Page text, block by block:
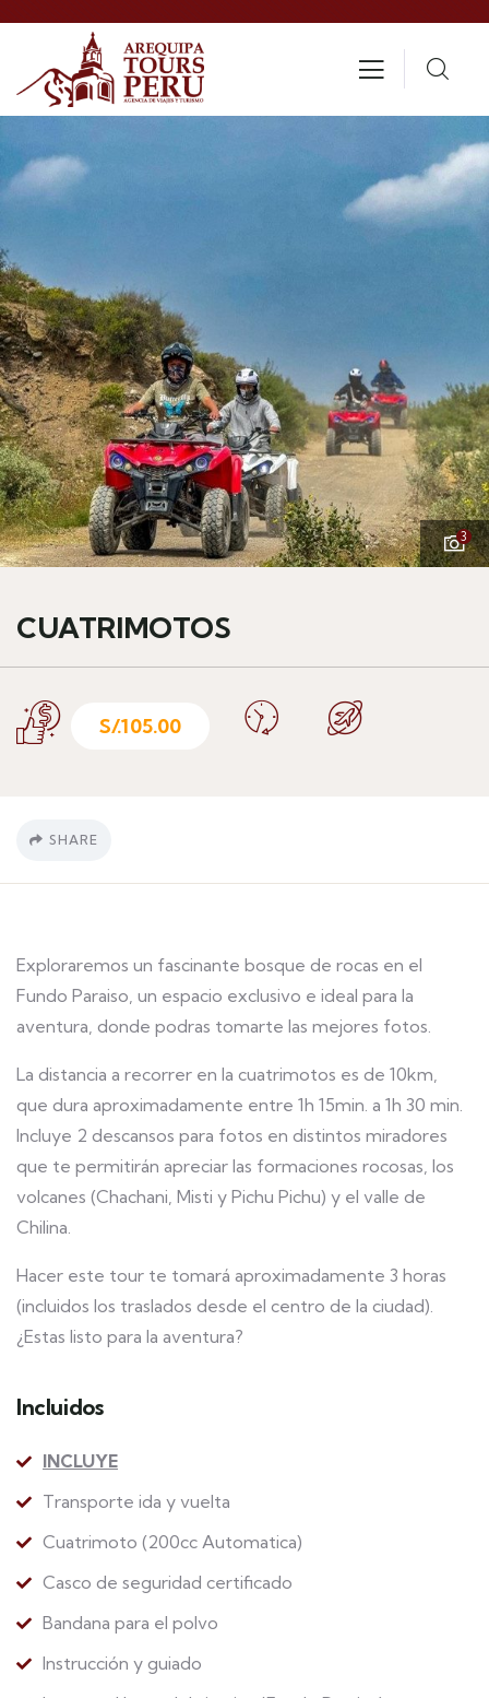
3
CUATRIMOTOS
S/.105.00
SHARE
Exploraremos un fascinante bosque de rocas en el
Fundo Paraiso, un espacio exclusivo e ideal para la
aventura, donde podras tomarte las mejores fotos.
La distancia a recorrer en la cuatrimotos es de 10km,
que dura aproximadamente entre 1h 15min. a 1h 30 min.
Incluye 2 descansos para fotos en distintos miradores
que te permitirán apreciar las formaciones rocosas, los
volcanes (Chachani, Misti y Pichu Pichu) y el valle de
Chilina.
Hacer este tour te tomará aproximadamente 3 horas
(incluidos los traslados desde el centro de la ciudad).
¿Estas listo para la aventura?
Incluidos
INCLUYE
Transporte ida y vuelta
Cuatrimoto (200cc Automatica)
Casco de seguridad certificado
Bandana para el polvo
Instrucción y guiado